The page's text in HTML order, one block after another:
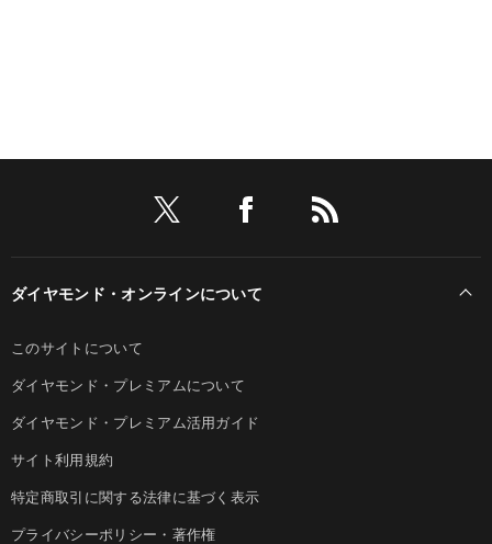
ダイヤモンド・オンラインについて
このサイトについて
ダイヤモンド・プレミアムについて
ダイヤモンド・プレミアム活用ガイド
サイト利用規約
特定商取引に関する法律に基づく表示
プライバシーポリシー・著作権